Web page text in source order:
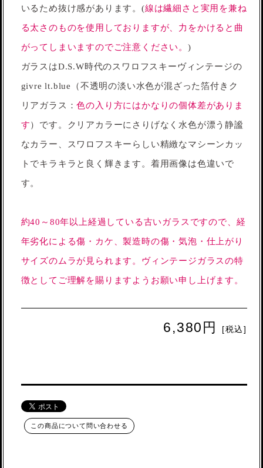
いるため抜け感があります。(線は繊細さと実用を兼ね
る太さのものを使用しておりますが、力をかけると曲
がってしまいますのでご注意ください。)
ガラスはD.S.W時代のスワロフスキーヴィンテージの
givre lt.blue（不透明の淡い水色が混ざった箔付きク
リアガラス：色の入り方にはかなりの個体差がありま
す）です。クリアカラーにさりげなく水色が漂う静謐
なカラー、スワロフスキーらしい精緻なマシーンカッ
トでキラキラと良く輝きます。着用画像は色違いで
す。
約40～80年以上経過している古いガラスですので、経
年劣化による傷・カケ、製造時の傷・気泡・仕上がり
サイズのムラが見られます。ヴィンテージガラスの特
徴としてご理解を賜りますようお願い申し上げます。
6,380円 [税込]
この商品について問い合わせる